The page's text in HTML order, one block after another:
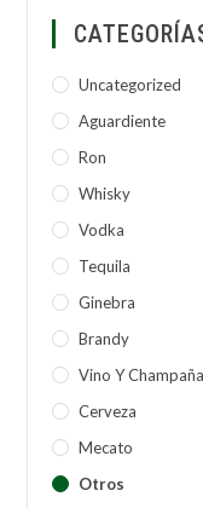
Uncategorized
Aguardiente
Ron
Whisky
Vodka
Tequila
Ginebra
Brandy
Vino Y Champaña
Cerveza
Mecato
Otros